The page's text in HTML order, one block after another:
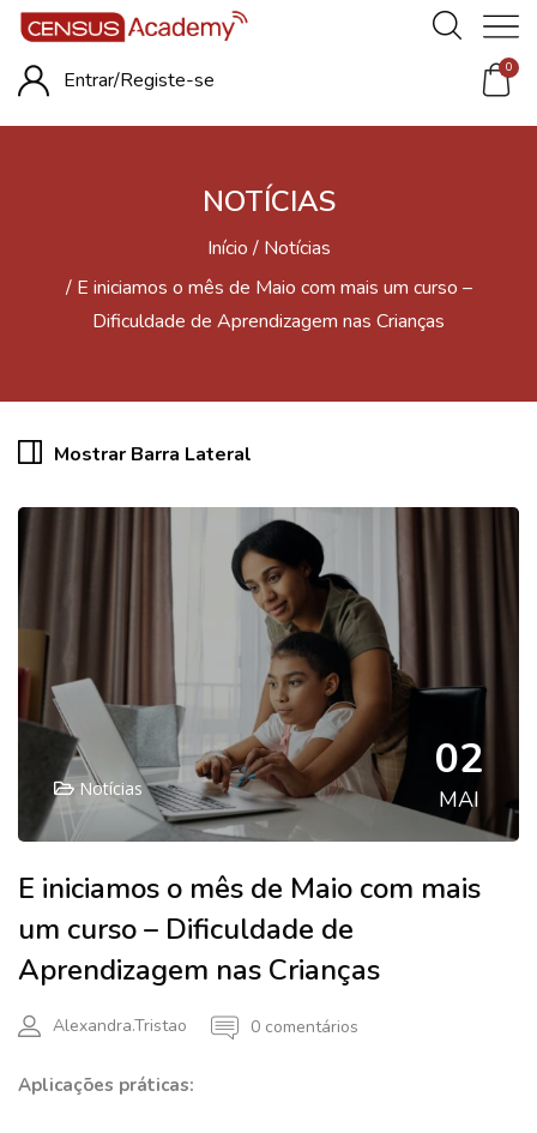
Entrar/Registe-se 0
NOTÍCIAS
Início
Notícias
E iniciamos o mês de Maio com mais um curso –
Dificuldade de Aprendizagem nas Crianças
Mostrar Barra Lateral
Notícias
02
MAI
E iniciamos o mês de Maio com mais
um curso – Dificuldade de
Aprendizagem nas Crianças
Alexandra.tristao 0 comentários
Aplicações práticas: